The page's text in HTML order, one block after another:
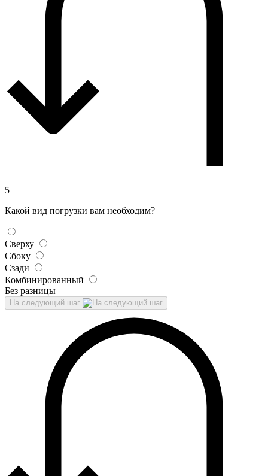
5
Какой вид погрузки вам необходим?
Сверху
Сбоку
Сзади
Комбинированный
Без разницы
На следующий шаг